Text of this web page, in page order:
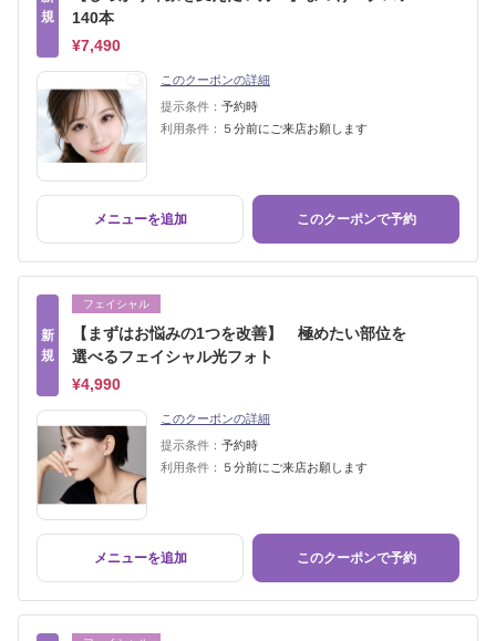
規
140本
¥7,490
このクーポンの詳細
提示条件： 予約時
利用条件：
５分前にご来店お願します
メニューを追加 このクーポンで予約
新
規
フェイシャル
【まずはお悩みの1つを改善】 極めたい部位を
選べるフェイシャル光フォト
¥4,990
このクーポンの詳細
提示条件： 予約時
利用条件：
５分前にご来店お願します
メニューを追加 このクーポンで予約